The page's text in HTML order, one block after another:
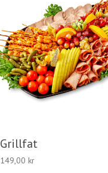
Grillfat
149,00 kr